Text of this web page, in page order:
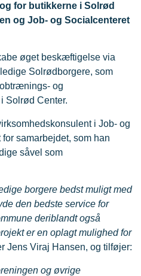
for butikkerne i Solrød
og Job- og Socialcenteret
øget beskæftigelse via
Solrødborgere, som
og
Solrød Center.
i Job- og
samarbejdet, som han
såvel som
borgere bedst muligt med
den bedste service for
deriblandt også
er en oplagt mulighed for
Jens Viraj Hansen, og tilføjer:
og øvrige